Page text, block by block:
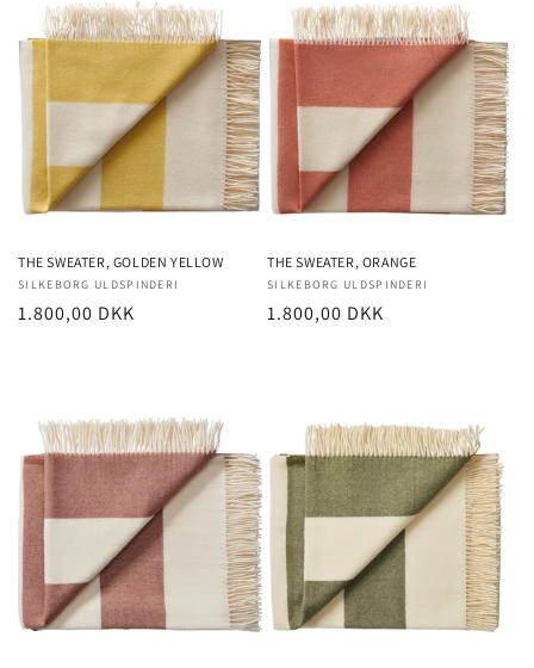
THE SWEATER, GOLDEN YELLOW
Forhandler:
SILKEBORG ULDSPINDERI
Normalpris
1.800,00 DKK
THE SWEATER, ORANGE
Forhandler:
SILKEBORG ULDSPINDERI
Normalpris
1.800,00 DKK